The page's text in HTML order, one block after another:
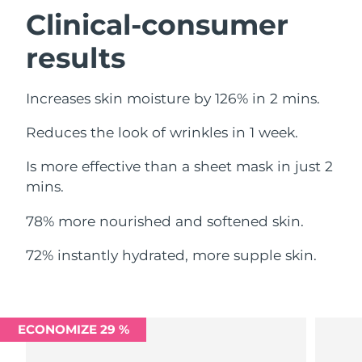
Clinical-consumer
results
Increases skin moisture by 126% in 2 mins.
Reduces the look of wrinkles in 1 week.
Is more effective than a sheet mask in just 2
mins.
78% more nourished and softened skin.
72% instantly hydrated, more supple skin.
ECONOMIZE 29 %
Omã
Filipinas
Portugal Entrega prevista
Porto Rico Entrega prevista8/13/26
Rússia